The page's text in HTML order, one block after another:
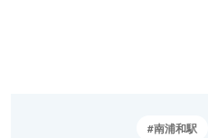
南浦和駅